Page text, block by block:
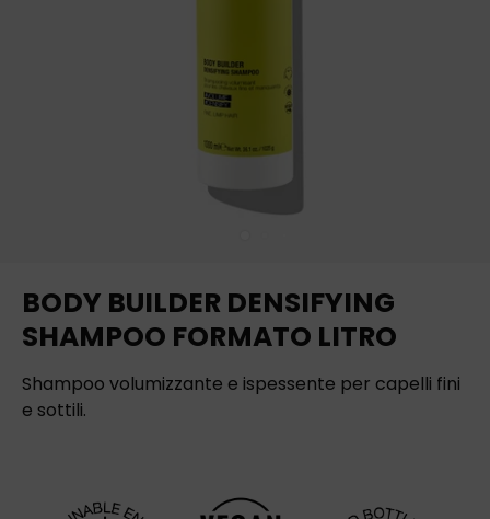
BODY BUILDER DENSIFYING
SHAMPOO FORMATO LITRO
Shampoo volumizzante e ispessente per capelli fini
e sottili.